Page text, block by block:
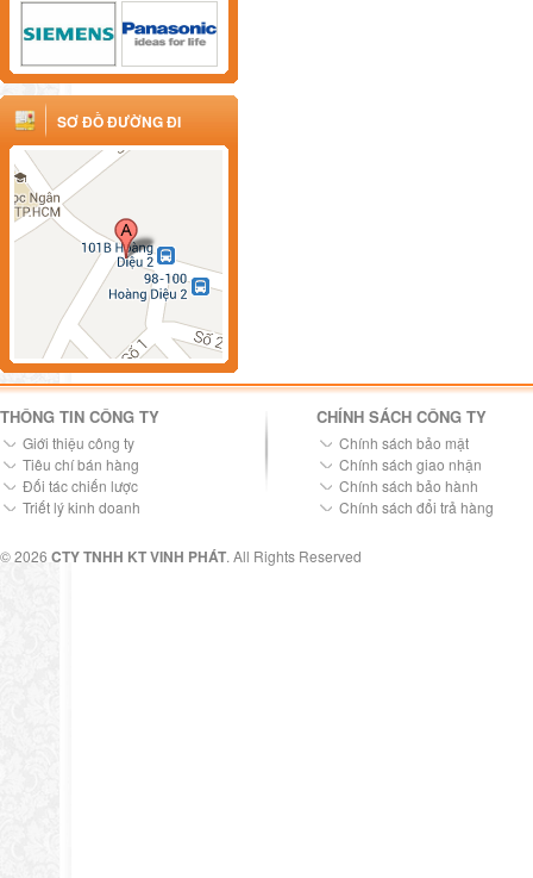
SƠ ĐỒ ĐƯỜNG ĐI
THÔNG TIN CÔNG TY
Giới thiệu công ty
Tiêu chí bán hàng
Đối tác chiến lược
Triết lý kinh doanh
CHÍNH SÁCH CÔNG TY
Chính sách bảo mật
Chính sách giao nhận
Chính sách bảo hành
Chính sách đổi trả hàng
© 2026 CTY TNHH KT VINH PHÁT. All Rights Reserved